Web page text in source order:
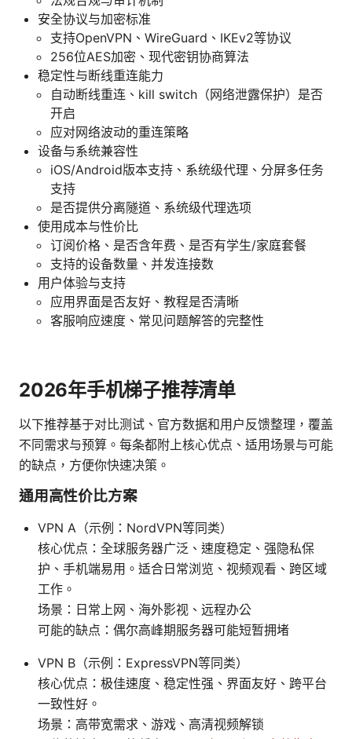
安全协议与加密标准
支持OpenVPN、WireGuard、IKEv2等协议
256位AES加密、现代密钥协商算法
稳定性与断线重连能力
自动断线重连、kill switch（网络泄露保护）是否
开启
应对网络波动的重连策略
设备与系统兼容性
iOS/Android版本支持、系统级代理、分屏多任务
支持
是否提供分离隧道、系统级代理选项
使用成本与性价比
订阅价格、是否含年费、是否有学生/家庭套餐
支持的设备数量、并发连接数
用户体验与支持
应用界面是否友好、教程是否清晰
客服响应速度、常见问题解答的完整性
2026年手机梯子推荐清单
以下推荐基于对比测试、官方数据和用户反馈整理，覆盖
不同需求与预算。每条都附上核心优点、适用场景与可能
的缺点，方便你快速决策。
通用高性价比方案
VPN A（示例：NordVPN等同类）
核心优点：全球服务器广泛、速度稳定、强隐私保
护、手机端易用。适合日常浏览、视频观看、跨区域
工作。
场景：日常上网、海外影视、远程办公
可能的缺点：偶尔高峰期服务器可能短暂拥堵
VPN B（示例：ExpressVPN等同类）
核心优点：极佳速度、稳定性强、界面友好、跨平台
一致性好。
场景：高带宽需求、游戏、高清视频解锁